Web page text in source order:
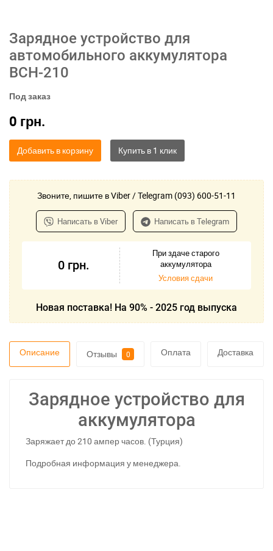
Зарядное устройство для
автомобильного аккумулятора
BCH-210
Под заказ
0 грн.
Добавить в корзину
Звоните, пишите в Viber / Telegram (093) 600-51-11
Написать в Viber Написать в Telegram
0 грн.
При здаче старого
аккумулятора
Условия сдачи
Новая поставка! На 90% - 2025 год выпуска
Описание Отзывы 0 Оплата Доставка
Зарядное устройство для
аккумулятора
Заряжает до 210 ампер часов. (Турция)
Подробная информация у менеджера.